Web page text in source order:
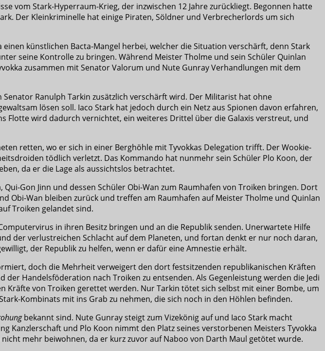
vom Stark-Hyperraum-Krieg, der inzwischen 12 Jahre zurückliegt. Begonnen hatte
Der Kleinkriminelle hat einige Piraten, Söldner und Verbrecherlords um sich
künstlichen Bacta-Mangel herbei, welcher die Situation verschärft, denn Stark
seine Kontrolle zu bringen. Während Meister Tholme und sein Schüler Quinlan
zusammen mit Senator Valorum und Nute Gunray Verhandlungen mit dem
Ranulph Tarkin zusätzlich verschärft wird. Der Militarist hat ohne
lösen soll. Iaco Stark hat jedoch durch ein Netz aus Spionen davon erfahren,
Flotte wird dadurch vernichtet, ein weiteres Drittel über die Galaxis verstreut, und
retten, wo er sich in einer Berghöhle mit Tyvokkas Delegation trifft. Der Wookie-
tödlich verletzt. Das Kommando hat nunmehr sein Schüler Plo Koon, der
da er die Lage als aussichtslos betrachtet.
Gon Jinn und dessen Schüler Obi-Wan zum Raumhafen von Troiken bringen. Dort
Obi-Wan bleiben zurück und treffen am Raumhafen auf Meister Tholme und Quinlan
Troiken gelandet sind.
in ihren Besitz bringen und an die Republik senden. Unerwartete Hilfe
der verlustreichen Schlacht auf dem Planeten, und fortan denkt er nur noch daran,
der Republik zu helfen, wenn er dafür eine Amnestie erhält.
doch die Mehrheit verweigert den dort festsitzenden republikanischen Kräften
Handelsföderation nach Troiken zu entsenden. Als Gegenleistung werden die Jedi
Kräfte von Troiken gerettet werden. Nur Tarkin tötet sich selbst mit einer Bombe, um
Kombinats mit ins Grab zu nehmen, die sich noch in den Höhlen befinden.
bekannt sind. Nute Gunray steigt zum Vizekönig auf und Iaco Stark macht
Kanzlerschaft und Plo Koon nimmt den Platz seines verstorbenen Meisters Tyvokka
mehr beiwohnen, da er kurz zuvor auf Naboo von Darth Maul getötet wurde.